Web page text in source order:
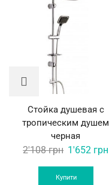
Стойка душевая с
тропическим душем
черная
2'108грн Original
price
was:
1'652 грн
Купити